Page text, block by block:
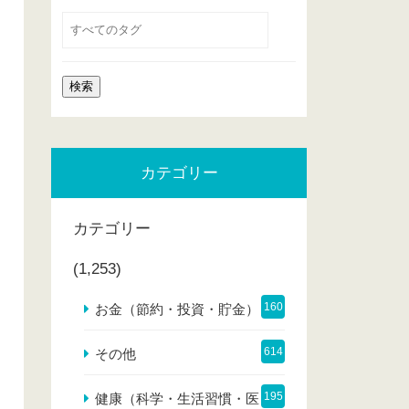
カテゴリー
カテゴリー
(1,253)
お金（節約・投資・貯金） 160
その他 614
健康（科学・生活習慣・医 195